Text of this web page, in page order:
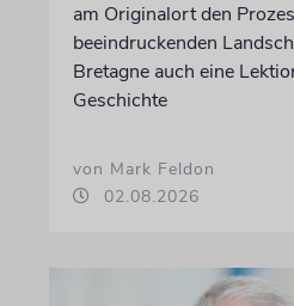
am Originalort den
beeindruckenden
Bretagne auch eine
Geschichte
von Mark Feldon
02.08.2026